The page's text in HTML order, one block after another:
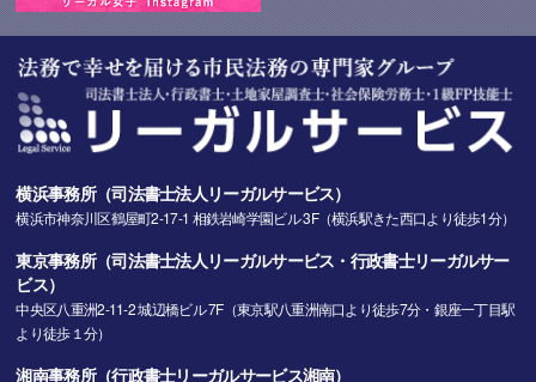
横浜事務所（司法書士法人リーガルサービス）
横浜市神奈川区鶴屋町2-17-1 相鉄岩崎学園ビル 3F（横浜駅きた西口より徒歩1分）
東京事務所（司法書士法人リーガルサービス・行政書士リーガルサー
ビス）
中央区八重洲2-11-2 城辺橋ビル 7F（東京駅八重洲南口より徒歩7分・銀座一丁目駅
より徒歩１分）
湘南事務所（行政書士リーガルサービス湘南）